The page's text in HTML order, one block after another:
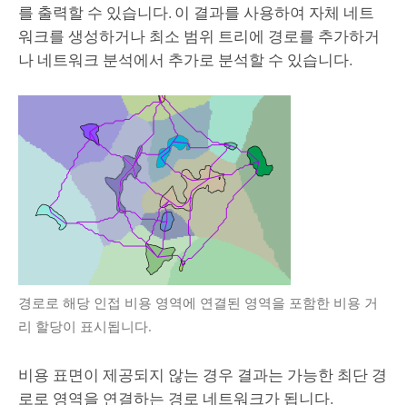
를 출력할 수 있습니다. 이 결과를 사용하여 자체 네트
워크를 생성하거나 최소 범위 트리에 경로를 추가하거
나 네트워크 분석에서 추가로 분석할 수 있습니다.
경로로 해당 인접 비용 영역에 연결된 영역을 포함한 비용 거
리 할당이 표시됩니다.
비용 표면이 제공되지 않는 경우 결과는 가능한 최단 경
로로 영역을 연결하는 경로 네트워크가 됩니다.